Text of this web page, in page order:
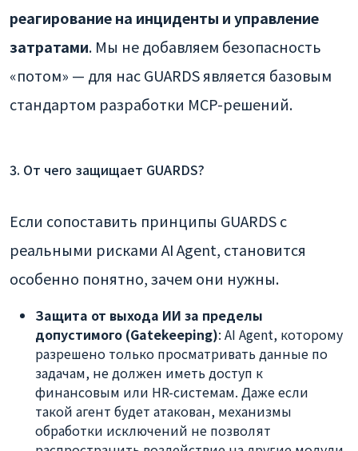
реагирование на инциденты и управление
затратами. Мы не добавляем безопасность
«потом» — для нас GUARDS является базовым
стандартом разработки MCP-решений.
3. От чего защищает GUARDS?
Если сопоставить принципы GUARDS с
реальными рисками AI Agent, становится
особенно понятно, зачем они нужны.
Защита от выхода ИИ за пределы
допустимого (Gatekeeping): AI Agent, которому
разрешено только просматривать данные по
задачам, не должен иметь доступ к
финансовым или HR-системам. Даже если
такой агент будет атакован, механизмы
обработки исключений не позволят